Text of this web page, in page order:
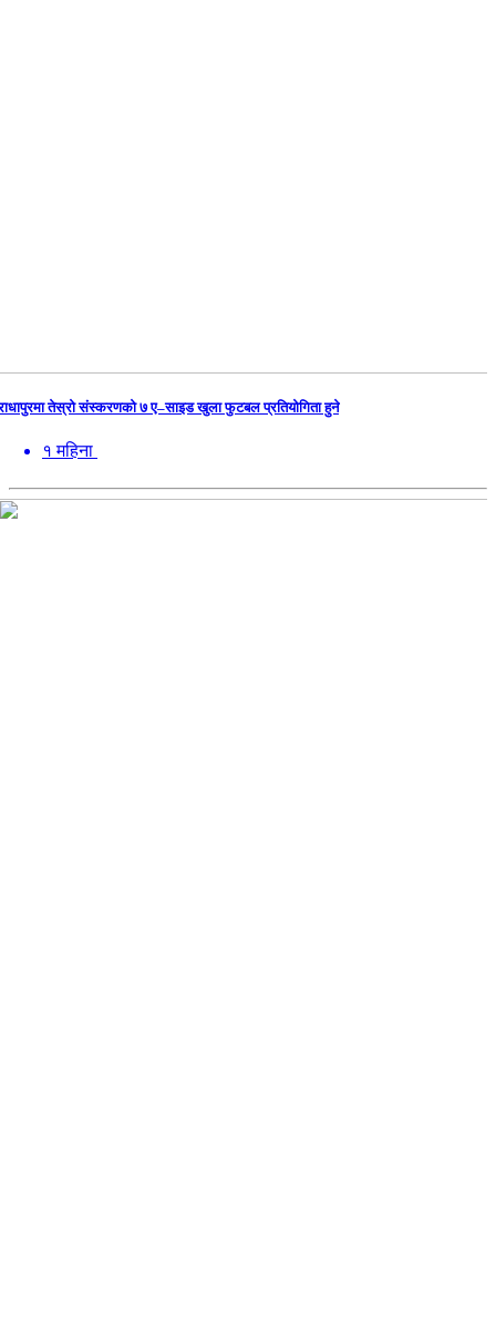
तेस्रो संस्करणको ७ ए–साइड खुला फुटबल प्रतियोगिता हुने
१ महिना